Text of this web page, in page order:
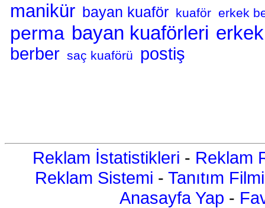
manikür bayan kuaför kuaför erkek
perma bayan kuaförleri
berber saç kuaförü postiş
Reklam İstatistikleri - Reklam
Reklam Sistemi - Tanıtım Filmi
Anasayfa Yap -